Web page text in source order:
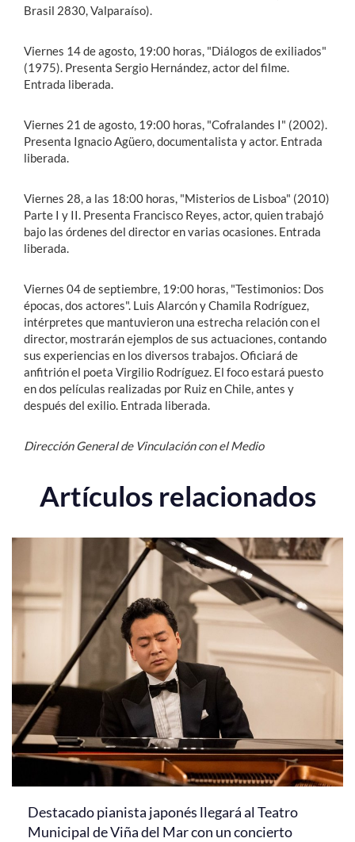
Brasil 2830, Valparaíso).
Viernes 14 de agosto, 19:00 horas, "Diálogos de exiliados"
(1975). Presenta Sergio Hernández, actor del filme.
Entrada liberada.
Viernes 21 de agosto, 19:00 horas, "Cofralandes I" (2002).
Presenta Ignacio Agüero, documentalista y actor. Entrada
liberada.
Viernes 28, a las 18:00 horas, "Misterios de Lisboa" (2010)
Parte I y II. Presenta Francisco Reyes, actor, quien trabajó
bajo las órdenes del director en varias ocasiones. Entrada
liberada.
Viernes 04 de septiembre, 19:00 horas, "Testimonios: Dos
épocas, dos actores". Luis Alarcón y Chamila Rodríguez,
intérpretes que mantuvieron una estrecha relación con el
director, mostrarán ejemplos de sus actuaciones, contando
sus experiencias en los diversos trabajos. Oficiará de
anfitrión el poeta Virgilio Rodríguez. El foco estará puesto
en dos películas realizadas por Ruiz en Chile, antes y
después del exilio. Entrada liberada.
Dirección General de Vinculación con el Medio
Artículos relacionados
Destacado pianista japonés llegará al Teatro
Municipal de Viña del Mar con un concierto